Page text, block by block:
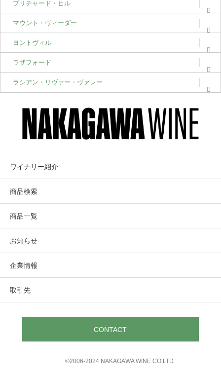
プリチャード・ヒル
マウント・ヴィーダー
ヨントヴィル
ラザフォード
ラシアン・リヴァー・ヴァレー
ワイナリー紹介
商品検索
商品一覧
お知らせ
企業情報
取引先
CONTACT
©︎2006-2024 NAKAGAWA WINE CO,LTD